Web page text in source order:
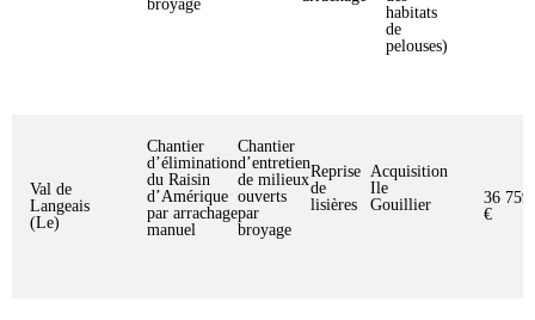
broyage
habitats
de
pelouses)
Val de
Langeais
(Le)
Chantier
d’élimination
du Raisin
d’Amérique
par arrachage
manuel
Chantier
d’entretien
de milieux
ouverts
par
broyage
Reprise
de
lisières
Acquisition
Ile
Gouillier
36
€